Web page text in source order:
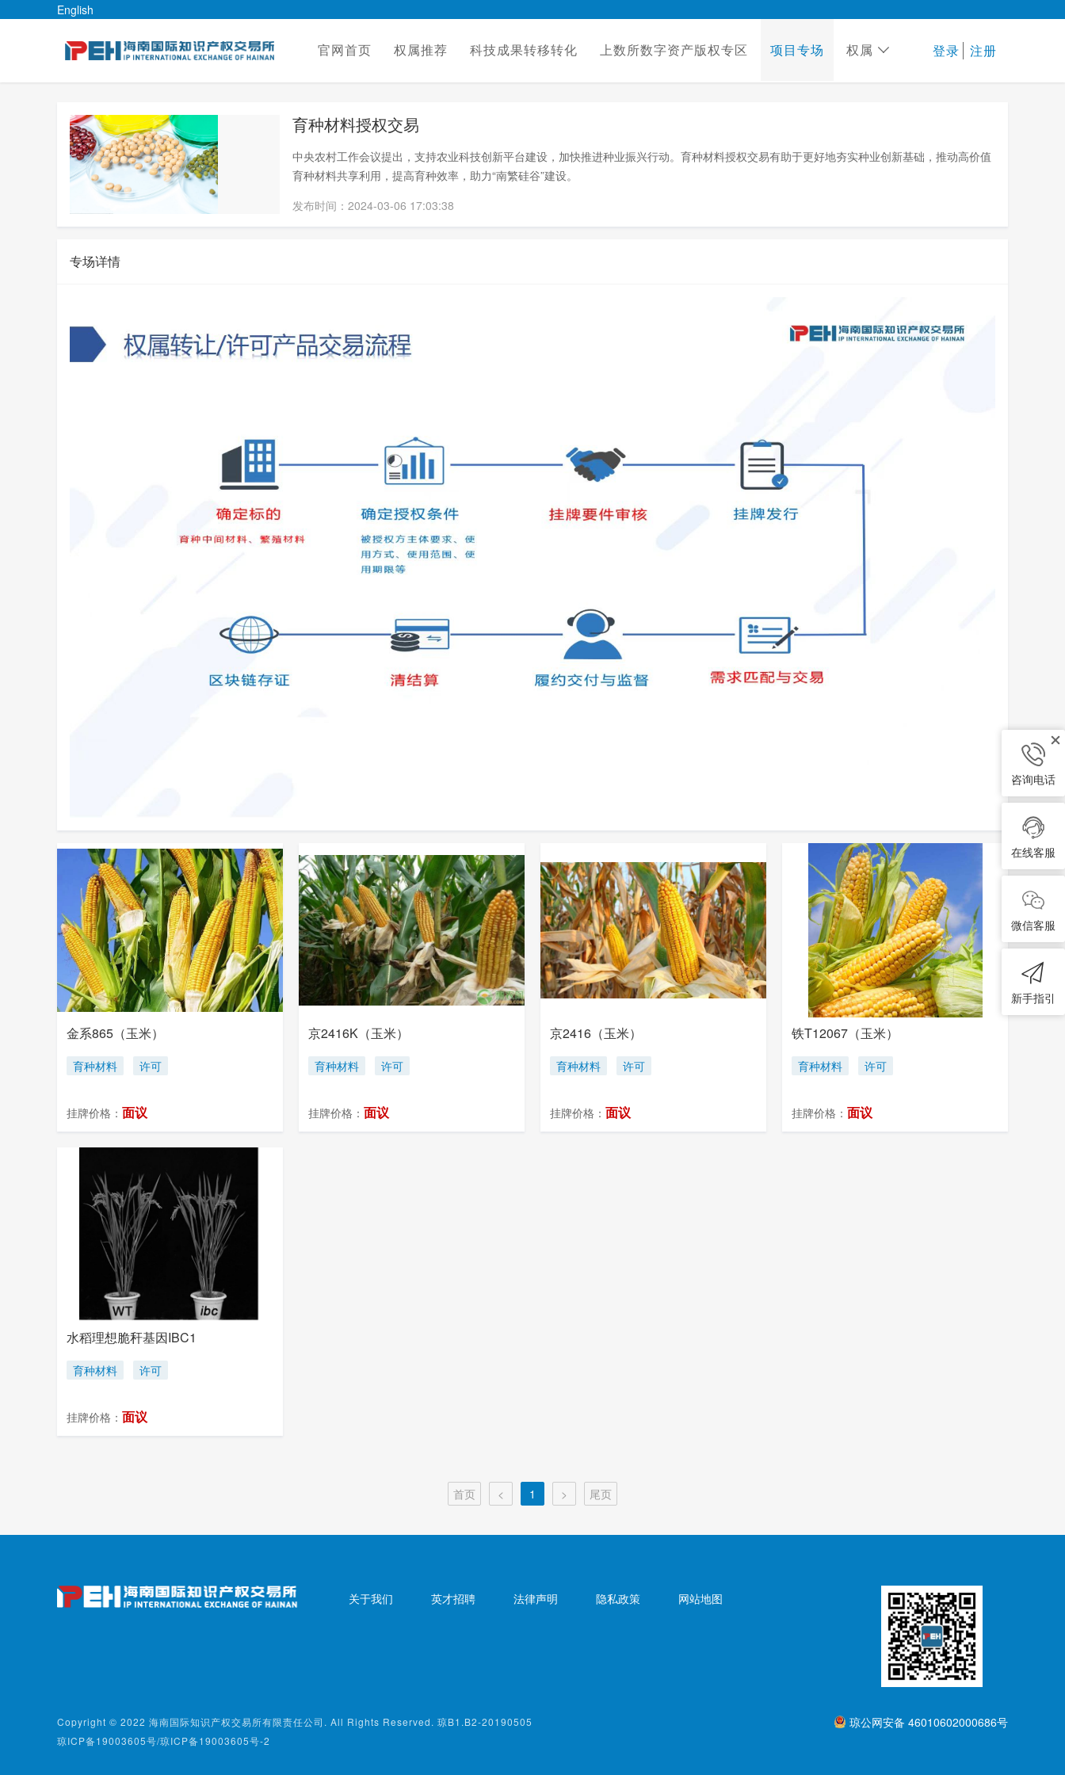
English
官网首页 权属推荐 科技成果转移转化 上数所数字资产版权专区 项目专场 权属 登录 注册
咨询电话
在线客服
微信客服
新手指引
育种材料授权交易
中央农村工作会议提出，支持农业科技创新平台建设，加快推进种业振兴行动。育种材料授权交易有助于更好地夯实种业创新基础，推动高价值
育种材料共享利用，提高育种效率，助力“南繁硅谷”建设。
发布时间：2024-03-06 17:03:38
专场详情
金系865（玉米）
育种材料 许可
挂牌价格： 面议
京2416K（玉米）
育种材料 许可
挂牌价格： 面议
京2416（玉米）
育种材料 许可
挂牌价格： 面议
铁T12067（玉米）
育种材料 许可
挂牌价格： 面议
水稻理想脆秆基因IBC1
育种材料 许可
挂牌价格： 面议
首页 < 1 > 尾页
关于我们 英才招聘 法律声明 隐私政策 网站地图
Copyright © 2022 海南国际知识产权交易所有限责任公司. All Rights Reserved. 琼B1.B2-20190505
琼ICP备19003605号/琼ICP备19003605号-2
琼公网安备 46010602000686号